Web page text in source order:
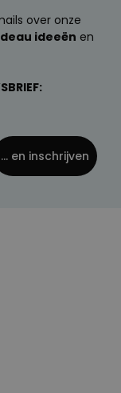
over onze
ideeën en
... en inschrijven